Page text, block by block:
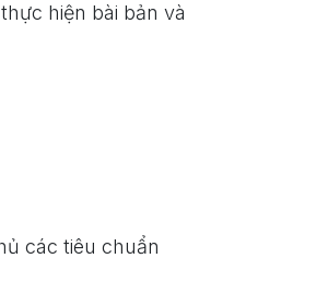
hiện bài bản và
các tiêu chuẩn